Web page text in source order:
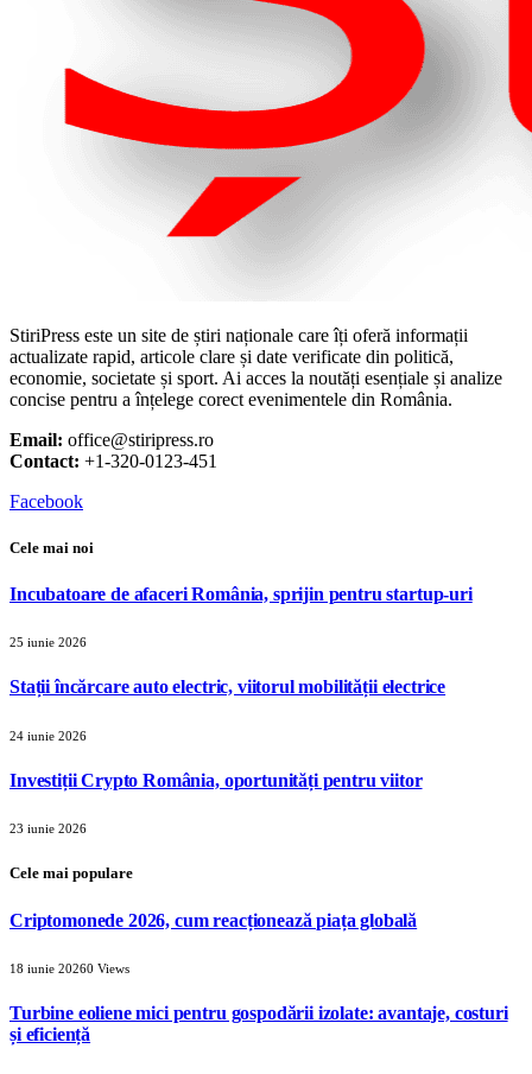
StiriPress este un site de știri naționale care îți oferă informații
actualizate rapid, articole clare și date verificate din politică,
economie, societate și sport. Ai acces la noutăți esențiale și analize
concise pentru a înțelege corect evenimentele din România.
Email: office@stiripress.ro
Contact: +1-320-0123-451
Facebook
Cele mai noi
Incubatoare de afaceri România, sprijin pentru startup-uri
25 iunie 2026
Stații încărcare auto electric, viitorul mobilității electrice
24 iunie 2026
Investiții Crypto România, oportunități pentru viitor
23 iunie 2026
Cele mai populare
Criptomonede 2026, cum reacționează piața globală
18 iunie 20260 Views
Turbine eoliene mici pentru gospodării izolate: avantaje, costuri
și eficiență